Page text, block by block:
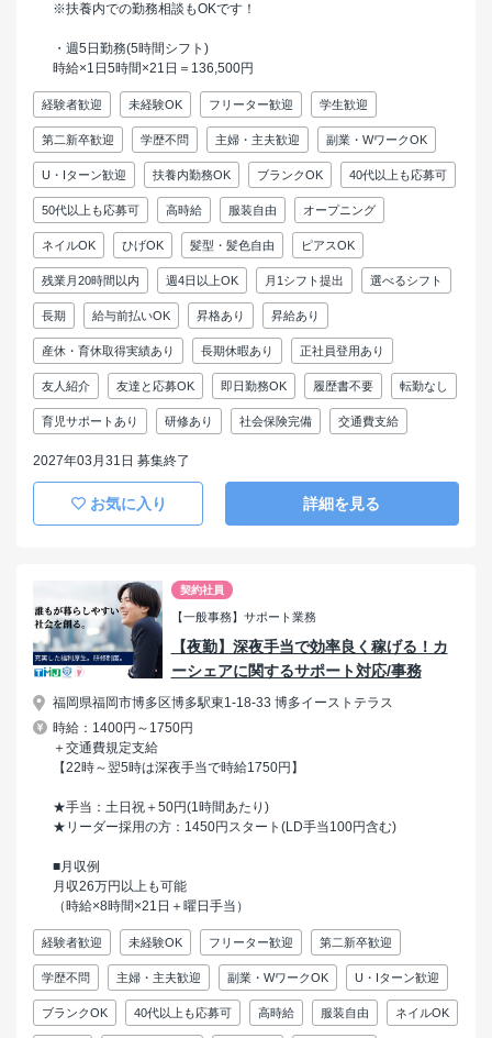
※扶養内での勤務相談もOKです！
・週5日勤務(5時間シフト)
時給×1日5時間×21日＝136,500円
経験者歓迎 未経験OK フリーター歓迎 学生歓迎
第二新卒歓迎 学歴不問 主婦・主夫歓迎 副業・WワークOK
U・Iターン歓迎 扶養内勤務OK ブランクOK 40代以上も応募可
50代以上も応募可 高時給 服装自由 オープニング
ネイルOK ひげOK 髪型・髪色自由 ピアスOK
残業月20時間以内 週4日以上OK 月1シフト提出 選べるシフト
長期 給与前払いOK 昇格あり 昇給あり
産休・育休取得実績あり 長期休暇あり 正社員登用あり
友人紹介 友達と応募OK 即日勤務OK 履歴書不要 転勤なし
育児サポートあり 研修あり 社会保険完備 交通費支給
2027年03月31日 募集終了
お気に入り 詳細を見る
契約社員
【一般事務】サポート業務
【夜勤】深夜手当で効率良く稼げる！カ
ーシェアに関するサポート対応/事務
福岡県福岡市博多区博多駅東1-18-33 博多イーストテラス
時給：1400円～1750円
＋交通費規定支給
【22時～翌5時は深夜手当で時給1750円】
★手当：土日祝＋50円(1時間あたり)
★リーダー採用の方：1450円スタート(LD手当100円含む)
■月収例
月収26万円以上も可能
（時給×8時間×21日＋曜日手当）
経験者歓迎 未経験OK フリーター歓迎 第二新卒歓迎
学歴不問 主婦・主夫歓迎 副業・WワークOK U・Iターン歓迎
ブランクOK 40代以上も応募可 高時給 服装自由 ネイルOK